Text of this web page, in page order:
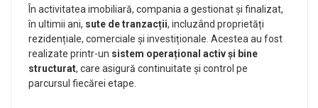
În activitatea imobiliară, compania a gestionat și finalizat,
în ultimii ani, sute de tranzacții, incluzând proprietăți
rezidențiale, comerciale și investiționale. Acestea au fost
realizate printr-un sistem operațional activ și bine
structurat, care asigură continuitate și control pe
parcursul fiecărei etape.